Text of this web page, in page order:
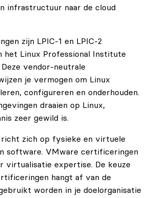
infrastructuur naar de cloud
zijn LPIC-1 en LPIC-2
het Linux Professional Institute
vendor-neutrale
je vermogen om Linux
configureren en onderhouden.
draaien op Linux,
zeer gewild is.
zich op fysieke en virtuele
software. VMware certificeringen
virtualisatie expertise. De keuze
hangt af van de
worden in je doelorganisatie